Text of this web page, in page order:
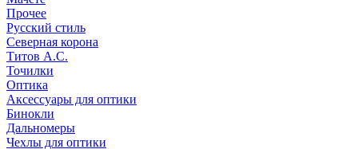
Прочее
Русский стиль
Северная корона
Титов А.С.
Точилки
Оптика
Аксессуары для оптики
Бинокли
Дальномеры
Чехлы для оптики